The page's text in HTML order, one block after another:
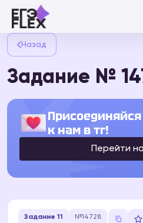
Назад
Задание №
Присоединяйся
к нам в тг!
Перейти
Задание 11 №14728